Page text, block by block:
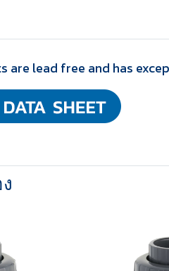
are lead free and has